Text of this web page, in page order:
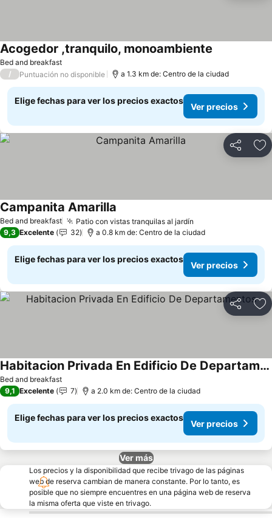
Bed and breakfast
Acogedor ,tranquilo, monoambiente
/ Puntuación no disponible a 1.3 km de: Centro de la ciudad
Elige fechas para ver los precios exactos
Ver precios
Compartir
Bed and breakfast Patio con vistas tranquilas al jardín
Campanita Amarilla
9,3 Excelente 32 a 0.8 km de: Centro de la ciudad
Elige fechas para ver los precios exactos
Ver precios
Compartir
Bed and breakfast
Habitacion Privada En Edificio De Departamentos
Ver precios
9,1 Excelente 7 a 2.0 km de: Centro de la ciudad
Elige fechas para ver los precios exactos
Ver precios
Ver más
Los precios y la disponibilidad que recibe trivago de las páginas
web de reserva cambian de manera constante. Por lo tanto, es
posible que no siempre encuentres en una página web de reserva
la misma oferta que viste en trivago.